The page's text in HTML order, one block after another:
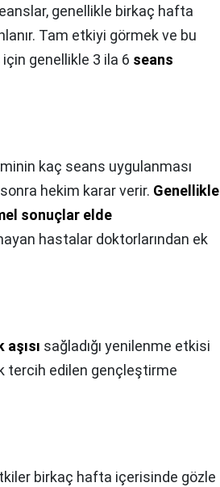
genellikle birkaç hafta
Tam etkiyi görmek ve bu
genellikle 3 ila 6 seans
kaç seans uygulanması
hekim karar verir. Genellikle
sonuçlar elde
hastalar doktorlarından ek
sağladığı yenilenme etkisi
tercih edilen gençleştirme
birkaç hafta içerisinde gözle